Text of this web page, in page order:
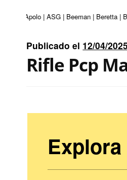
| Apolo | ASG | Beeman | Beretta |
Publicado el 12/04/2025
Rifle Pcp